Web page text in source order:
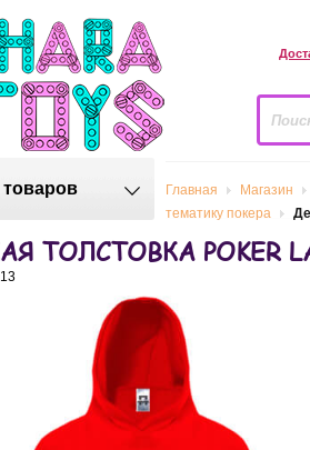
товаров Главная Магазин
тематику покера
ТОЛСТОВКА POKER